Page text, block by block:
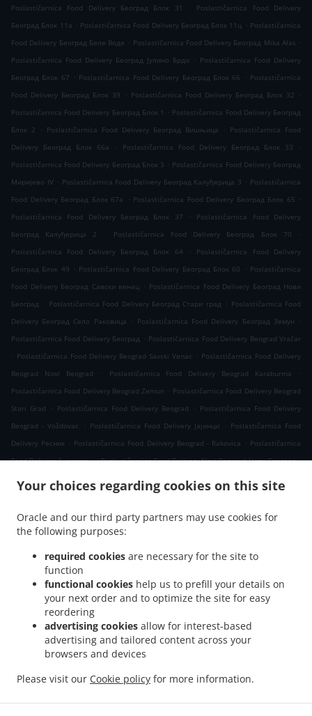
Your choices regarding cookies on this site
Oracle and our third party partners may use cookies for
the following purposes:
required cookies are necessary for the site to
function
functional cookies help us to prefill your details on
your next order and to optimize the site for easy
reordering
advertising cookies allow for interest-based
advertising and tailored content across your
browsers and devices
Please visit our Cookie policy for more information.
Poslastičarnica Food Delivery Београд Блок 31
.
Poslastičarnica Food Delivery
Београд Блок 11а . Poslastičarnica Food Delivery Београд Блок 11ц . Poslastičarnica
Food Delivery Београд Беле Воде . Poslastičarnica Food Delivery Београд Mika Alas .
Poslastičarnica Food Delivery Београд Јулино Брдо
. Poslastičarnica Food Delivery
Београд Блок 67 . Poslastičarnica Food Delivery Београд Блок 66 . Poslastičarnica
Food Delivery Београд Блок 39
. Poslastičarnica Food Delivery Београд Блок 32
.
Poslastičarnica Food Delivery Београд Блок 1
. Poslastičarnica Food Delivery Београд
Блок 2
. Poslastičarnica Food Delivery Београд Вишњица . Poslastičarnica Food
Delivery Београд Блок 66а
. Poslastičarnica Food Delivery Београд Блок 33
.
Poslastičarnica Food Delivery Београд Блок 3 . Poslastičarnica Food Delivery Београд
Миријево IV . Poslastičarnica Food Delivery Београд Калуђерица 3 . Poslastičarnica
Food Delivery Београд Блок 67а
. Poslastičarnica Food Delivery Београд Блок 65 .
Poslastičarnica Food Delivery Београд Блок 37
.
Poslastičarnica Food Delivery
Београд Калуђерица 2
. Poslastičarnica Food Delivery Београд Блок 70
.
Poslastičarnica Food Delivery Београд Блок 64
.
Poslastičarnica Food Delivery
Београд Блок 49 . Poslastičarnica Food Delivery Београд Блок 60 . Poslastičarnica
Food Delivery Београд Савски венац . Poslastičarnica Food Delivery Београд Нови
Београд . Poslastičarnica Food Delivery Београд Стари град . Poslastičarnica Food
Delivery Београд Село Раковица
. Poslastičarnica Food Delivery Београд Земун
.
Poslastičarnica Food Delivery Београд . Poslastičarnica Food Delivery Beograd Vračar
. Poslastičarnica Food Delivery Beograd Savski Venac . Poslastičarnica Food Delivery
Beograd Novi Beograd
. Poslastičarnica Food Delivery Beograd Karaburma
.
Poslastičarnica Food Delivery Beograd Zemun . Poslastičarnica Food Delivery Beograd
Stari Grad
. Poslastičarnica Food Delivery Beograd . Poslastičarnica Food Delivery
Beograd - Voždovac
. Poslastičarnica Food Delivery Јајинци . Poslastičarnica Food
Delivery Ресник . Poslastičarnica Food Delivery Beograd - Rakovica . Poslastičarnica
Food Delivery Кнежевац . Poslastičarnica Food Delivery Novi Beograd Нови Београд .
Poslastičarnica Food Delivery Beograd - Zvezdara .
Калуђерица
Poslastičarnica Food Delivery Бели Поток Село Раковица
Poslastičarnica Food Delivery Бели Поток
Poslastičarnica Food Delivery Прокупље
. Poslastičarnica Food Delivery Resnik
Poslastičarnica Food Delivery Раковица Село . Poslastičarnica Food Delivery Борча
Poslastičarnica Food Delivery Blok 58 Нови Београд . Poslastičarnica Food Delivery
. Poslastičarnica Food Delivery Сланци
Beograd - Palilula . Poslastičarnica Food Delivery Лештане .
Delivery Beograd - Kaluđerica
. Poslastičarnica Food Delivery Винча
Poslastičarnica Food Delivery Пиносава .
Takeaway food delivery